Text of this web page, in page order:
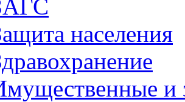
населения
и